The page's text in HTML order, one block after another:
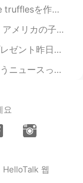
to you
2019.12.09 05:53
りある一年を過
2019.12.09 05:53
ます🎂🎁🎉
ている。 組み立て前にすべてを冷蔵します‼︎🧁 I’m...
チ🥪 略称「PB＆J」というのがある🥜🍓 名前がもう可愛い。 ...
う⁉︎やっぱりオルゴール買ってよかった🏹🐕想いの果たてに...
ら観てた。自殺って複雑な事だと思うけど、本当に死にたいと...
요
HelloTalk 웹